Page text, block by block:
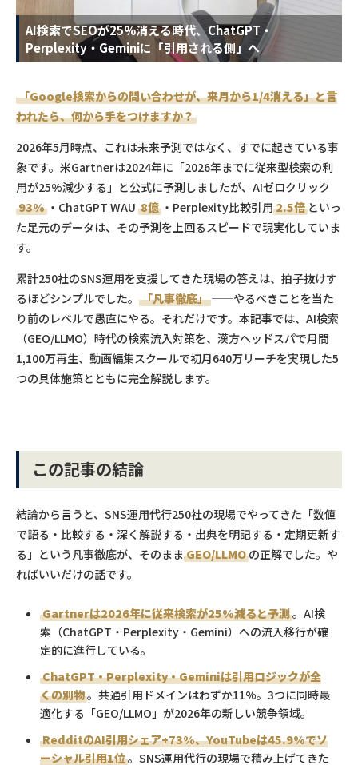
AI検索でSEOが25%消える時代、ChatGPT・
Perplexity・Geminiに「引用される側」へ
「Google検索からの問い合わせが、来月から1/4消える」と言
われたら、何から手をつけますか？
2026年5月時点、これは未来予測ではなく、すでに起きている事
象です。米Gartnerは2024年に「2026年までに従来型検索の利
用が25%減少する」と公式に予測しましたが、AIゼロクリック
93% ・ChatGPT WAU 8億 ・Perplexity比較引用 2.5倍 といっ
た足元のデータは、その予測を上回るスピードで現実化していま
す。
累計250社のSNS運用を支援してきた現場の答えは、拍子抜けす
るほどシンプルでした。 「凡事徹底」 ——やるべきことを当た
り前のレベルで愚直にやる。それだけです。本記事では、AI検索
（GEO/LLMO）時代の検索流入対策を、漢方ヘッドスパで月間
1,100万再生、動画編集スクールで初月640万リーチを実現した5
つの具体施策とともに完全解説します。
この記事の結論
結論から言うと、SNS運用代行250社の現場でやってきた「数値
で語る・比較する・深く解説する・出典を明記する・定期更新す
る」という凡事徹底が、そのまま GEO/LLMO の正解でした。や
ればいいだけの話です。
Gartnerは2026年に従来検索が25%減ると予測。AI検
索（ChatGPT・Perplexity・Gemini）への流入移行が確
定的に進行している。
ChatGPT・Perplexity・Geminiは引用ロジックが全
くの別物。共通引用ドメインはわずか11%。3つに同時最
適化する「GEO/LLMO」が2026年の新しい競争領域。
RedditのAI引用シェア+73%、YouTubeは45.9%でソ
ーシャル引用1位。SNS運用代行の現場で積み上げてきた